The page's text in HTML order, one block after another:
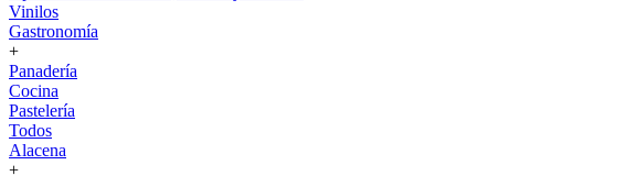
Vinilos
Gastronomía
+
Panadería
Cocina
Pastelería
Todos
Alacena
+